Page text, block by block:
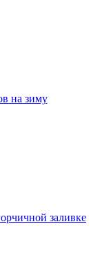
на зиму
заливке